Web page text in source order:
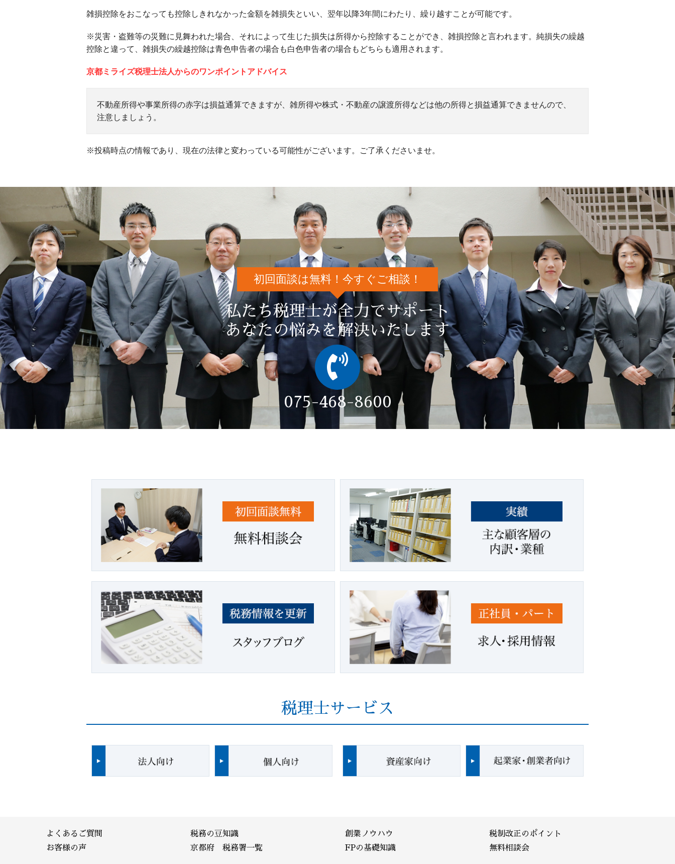
雑損控除をおこなっても控除しきれなかった金額を雑損失といい、翌年以降3年間にわたり、繰り越すことが可能です。
※災害・盗難等の災難に見舞われた場合、それによって生じた損失は所得から控除することができ、雑損控除と言われます。純損失の繰越
控除と違って、雑損失の繰越控除は青色申告者の場合も白色申告者の場合もどちらも適用されます。
京都ミライズ税理士法人からのワンポイントアドバイス
不動産所得や事業所得の赤字は損益通算できますが、雑所得や株式・不動産の譲渡所得などは他の所得と損益通算できませんので、
注意しましょう。
※投稿時点の情報であり、現在の法律と変わっている可能性がございます。ご了承くださいませ。
初回面談は無料！今すぐご相談！
私たち税理士が全力でサポート
あなたの悩みを解決いたします
075-468-8600
税理士サービス
よくあるご質問
お客様の声
税務の豆知識
京都府 税務署一覧
創業ノウハウ
FPの基礎知識
税制改正のポイント
無料相談会